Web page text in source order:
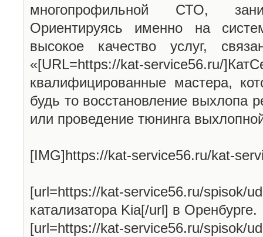
многопрофильной СТО,
Ориентируясь именно на
высокое качество услуг,
«[URL=https://kat-service56.ru/
квалифицированные мастера,
будь то восстановление выхлопа
или проведение тюнинга
[IMG]https://kat-service56.ru/kat-
[url=https://kat-service56.ru/spisok/
катализатора Kia[/url] в Оренбурге.
[url=https://kat-service56.ru/spisok/